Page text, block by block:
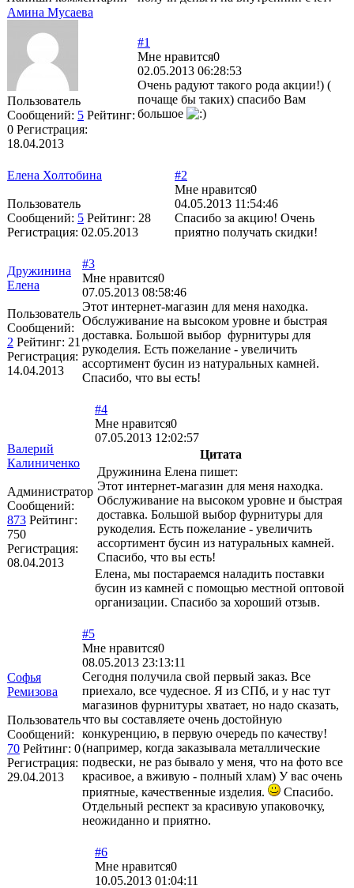
Амина Мусаева
Пользователь
Сообщений: 5 Рейтинг:
0 Регистрация:
18.04.2013
#1
Мне нравится0
02.05.2013 06:28:53
Очень радуют такого рода акции!) (
почаще бы таких) спасибо Вам
большое
Елена Холтобина
Пользователь
Сообщений: 5 Рейтинг: 28
Регистрация: 02.05.2013
#2
Мне нравится0
04.05.2013 11:54:46
Спасибо за акцию! Очень
приятно получать скидки!
Дружинина
Елена
Пользователь
Сообщений:
2 Рейтинг: 21
Регистрация:
14.04.2013
#3
Мне нравится0
07.05.2013 08:58:46
Этот интернет-магазин для меня находка.
Обслуживание на высоком уровне и быстрая
доставка. Большой выбор фурнитуры для
рукоделия. Есть пожелание - увеличить
ассортимент бусин из натуральных камней.
Спасибо, что вы есть!
Валерий
Калиниченко
Администратор
Сообщений:
873 Рейтинг:
750
Регистрация:
08.04.2013
#4
Мне нравится0
07.05.2013 12:02:57
Цитата
Дружинина Елена пишет:
Этот интернет-магазин для меня находка.
Обслуживание на высоком уровне и быстрая
доставка. Большой выбор фурнитуры для
рукоделия. Есть пожелание - увеличить
ассортимент бусин из натуральных камней.
Спасибо, что вы есть!
Елена, мы постараемся наладить поставки
бусин из камней с помощью местной оптовой
организации. Спасибо за хороший отзыв.
Софья
Ремизова
Пользователь
Сообщений:
70 Рейтинг: 0
Регистрация:
29.04.2013
#5
Мне нравится0
08.05.2013 23:13:11
Сегодня получила свой первый заказ. Все
приехало, все чудесное. Я из СПб, и у нас тут
магазинов фурнитуры хватает, но надо сказать,
что вы составляете очень достойную
конкуренцию, в первую очередь по качеству!
(например, когда заказывала металлические
подвески, не раз бывало у меня, что на фото все
красивое, а вживую - полный хлам) У вас очень
приятные, качественные изделия.
Спасибо.
Отдельный респект за красивую упаковочку,
неожиданно и приятно.
#6
Мне нравится0
10.05.2013 01:04:11